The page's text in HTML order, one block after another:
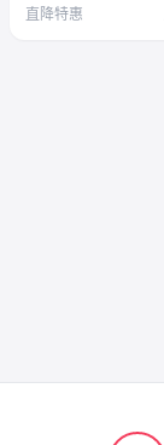
直降特惠